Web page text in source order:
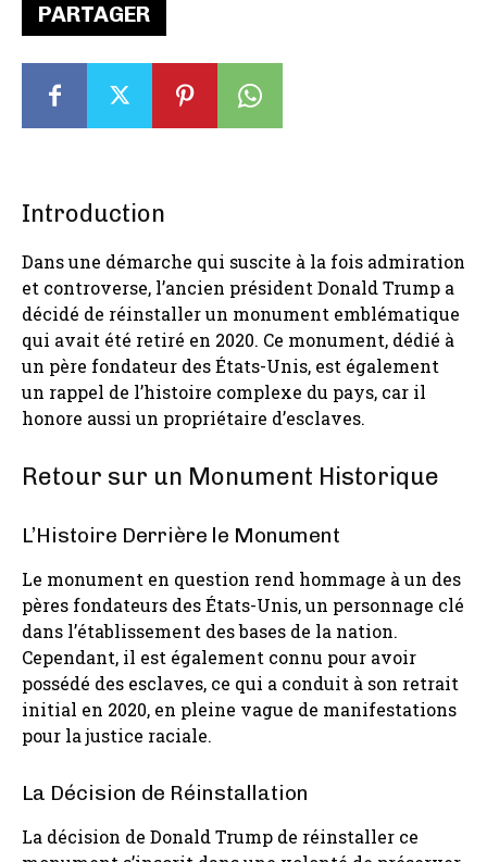
PARTAGER
Introduction
Dans une démarche qui suscite à la fois admiration
et controverse, l’ancien président Donald Trump a
décidé de réinstaller un monument emblématique
qui avait été retiré en 2020. Ce monument, dédié à
un père fondateur des États-Unis, est également
un rappel de l’histoire complexe du pays, car il
honore aussi un propriétaire d’esclaves.
Retour sur un Monument Historique
L’Histoire Derrière le Monument
Le monument en question rend hommage à un des
pères fondateurs des États-Unis, un personnage clé
dans l’établissement des bases de la nation.
Cependant, il est également connu pour avoir
possédé des esclaves, ce qui a conduit à son retrait
initial en 2020, en pleine vague de manifestations
pour la justice raciale.
La Décision de Réinstallation
La décision de Donald Trump de réinstaller ce